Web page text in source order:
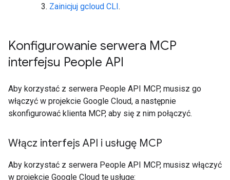
Zainicjuj gcloud CLI.
Konfigurowanie serwera MCP
interfejsu People API
Aby korzystać z serwera People API MCP, musisz go
włączyć w projekcie Google Cloud, a następnie
skonfigurować klienta MCP, aby się z nim połączyć.
Włącz interfejs API i usługę MCP
Aby korzystać z serwera People API MCP, musisz włączyć
w projekcie Google Cloud tę usługę: